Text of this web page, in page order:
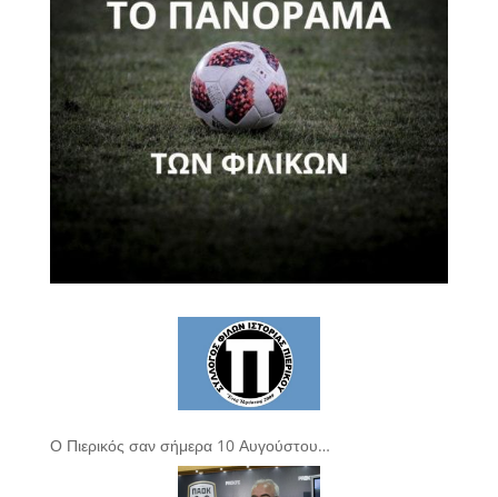
Ο Πιερικός σαν σήμερα 10 Αυγούστου…